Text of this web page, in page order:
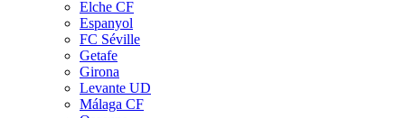
Elche CF
Espanyol
FC Séville
Getafe
Girona
Levante UD
Málaga CF